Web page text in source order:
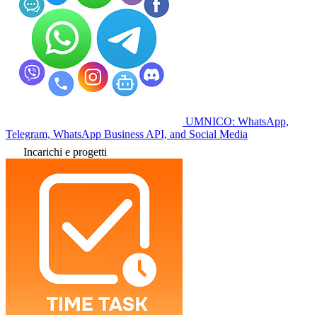
UMNICO: WhatsApp,
Telegram, WhatsApp Business API, and Social Media
Incarichi e progetti